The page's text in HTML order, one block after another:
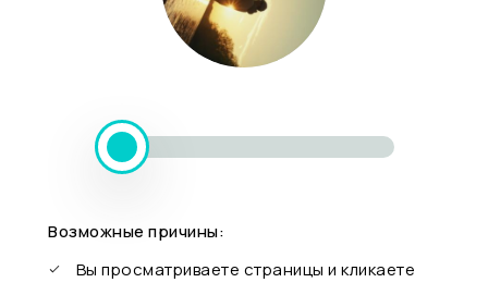
Возможные причины:
Вы просматриваете страницы и кликаете